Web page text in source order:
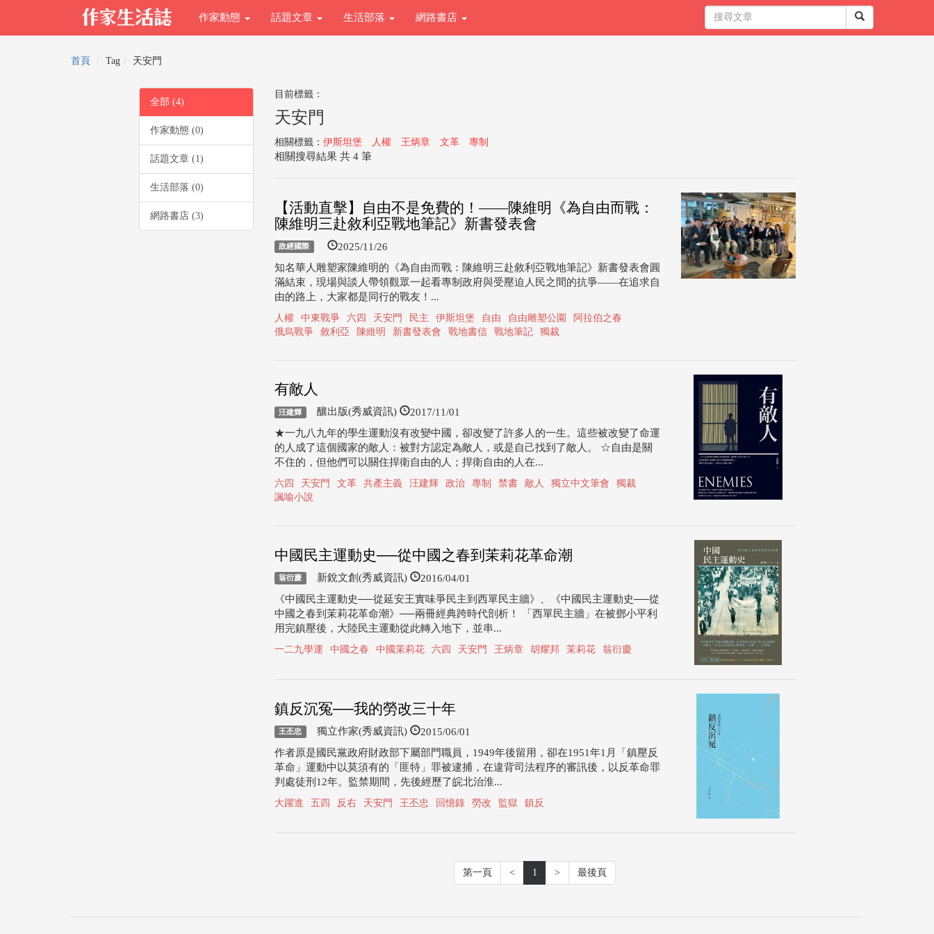
作家動態 話題文章 生活部落 網路書店
首頁 Tag 天安門
全部 (4)
作家動態 (0)
話題文章 (1)
生活部落 (0)
網路書店 (3)
目前標籤：
天安門
相關標籤： 伊斯坦堡 人權 王炳章 文革 專制
相關搜尋結果 共 4 筆
【活動直擊】自由不是免費的！——陳維明《為自由而戰：
陳維明三赴敘利亞戰地筆記》新書發表會
政經國際 2025/11/26
知名華人雕塑家陳維明的《為自由而戰：陳維明三赴敘利亞戰地筆記》新書發表會圓
滿結束，現場與談人帶領觀眾一起看專制政府與受壓迫人民之間的抗爭——在追求自
由的路上，大家都是同行的戰友！...
人權 中東戰爭 六四 天安門 民主 伊斯坦堡 自由 自由雕塑公園
阿拉伯之春
俄烏戰爭
敘利亞 陳維明 新書發表會 戰地書信 戰地筆記 獨裁
有敵人
汪建輝 釀出版(秀威資訊) 2017/11/01
★一九八九年的學生運動沒有改變中國，卻改變了許多人的一生。這些被改變了命運
的人成了這個國家的敵人：被對方認定為敵人，或是自己找到了敵人。 ☆自由是關
不住的，但他們可以關住捍衛自由的人；捍衛自由的人在...
六四 天安門 文革 共產主義 汪建輝 政治 專制 禁書 敵人 獨立中文筆會
獨裁
諷喻小說
中國民主運動史──從中國之春到茉莉花革命潮
翁衍慶 新銳文創(秀威資訊) 2016/04/01
《中國民主運動史──從延安王實味爭民主到西單民主牆》、《中國民主運動史──從
中國之春到茉莉花革命潮》──兩冊經典跨時代剖析！ 「西單民主牆」在被鄧小平利
用完鎮壓後，大陸民主運動從此轉入地下，並串...
一二九學運 中國之春 中國茉莉花 六四 天安門 王炳章 胡耀邦 茉莉花 翁衍慶
鎮反沉冤──我的勞改三十年
王丕忠 獨立作家(秀威資訊) 2015/06/01
作者原是國民黨政府財政部下屬部門職員，1949年後留用，卻在1951年1月「鎮壓反
革命」運動中以莫須有的「匪特」罪被逮捕，在違背司法程序的審訊後，以反革命罪
判處徒刑12年。監禁期間，先後經歷了皖北治淮...
大躍進 五四 反右 天安門 王丕忠 回憶錄 勞改 監獄 鎮反
第一頁 < 1 > 最後頁